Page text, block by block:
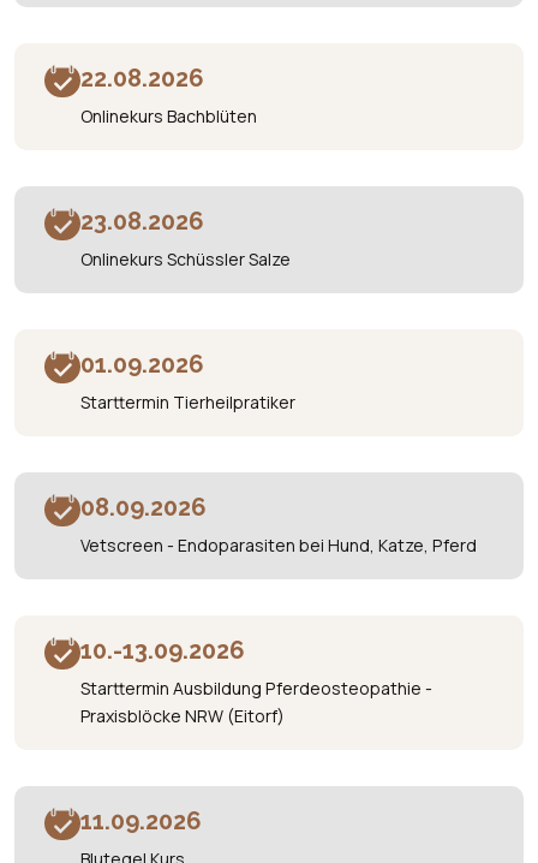
22.08.2026
Onlinekurs Bachblüten
23.08.2026
Onlinekurs Schüssler Salze
01.09.2026
Starttermin Tierheilpratiker
08.09.2026
Vetscreen - Endoparasiten bei Hund, Katze, Pferd
10.-13.09.2026
Starttermin Ausbildung Pferdeosteopathie -
Praxisblöcke NRW (Eitorf)
11.09.2026
Blutegel Kurs